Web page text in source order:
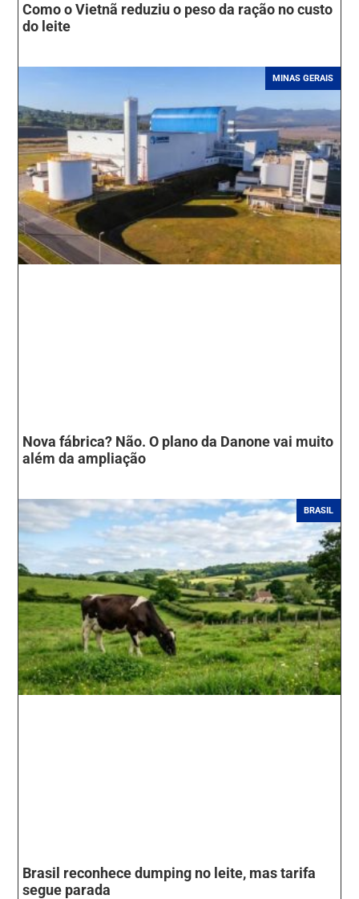
Como o Vietnã reduziu o peso da ração no custo
do leite
MINAS GERAIS
Nova fábrica? Não. O plano da Danone vai muito
além da ampliação
BRASIL
Brasil reconhece dumping no leite, mas tarifa
segue parada